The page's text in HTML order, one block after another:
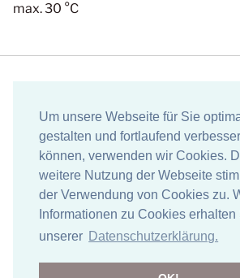
Um unsere Webseite für Sie
gestalten und fortlaufend
können, verwenden wir Cookies.
weitere Nutzung der Webseite
der Verwendung von Cookies zu.
Informationen zu Cookies erhalten
unserer Datenschutzerklärung.
max. 30 °C
Freudenthalstraße 50
05193 / 3077
info@heitmann-felle.de